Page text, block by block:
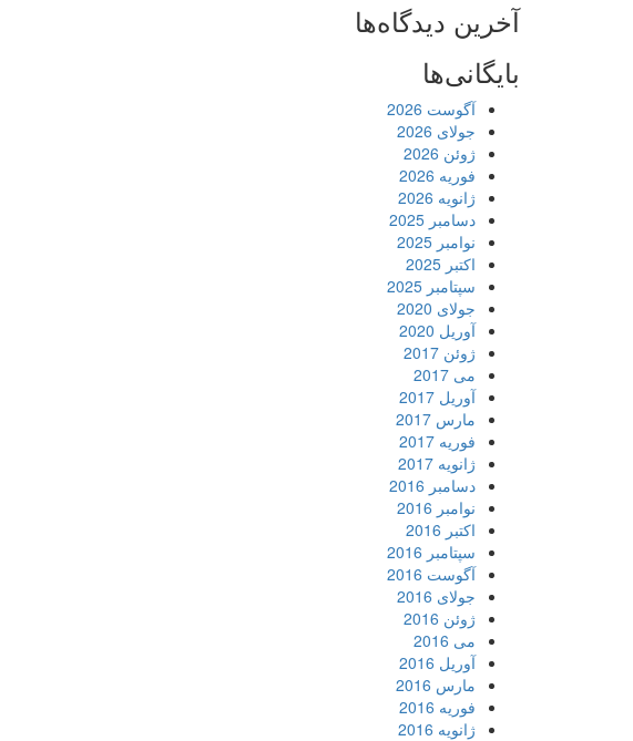
آخرین دیدگاه‌ها
بایگانی‌ها
آگوست 2026
جولای 2026
ژوئن 2026
فوریه 2026
ژانویه 2026
دسامبر 2025
نوامبر 2025
اکتبر 2025
سپتامبر 2025
جولای 2020
آوریل 2020
ژوئن 2017
می 2017
آوریل 2017
مارس 2017
فوریه 2017
ژانویه 2017
دسامبر 2016
نوامبر 2016
اکتبر 2016
سپتامبر 2016
آگوست 2016
جولای 2016
ژوئن 2016
می 2016
آوریل 2016
مارس 2016
فوریه 2016
ژانویه 2016